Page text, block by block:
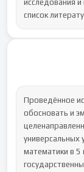
исследования
список
Проведённое
обосновать и
универсальных
математики в 5